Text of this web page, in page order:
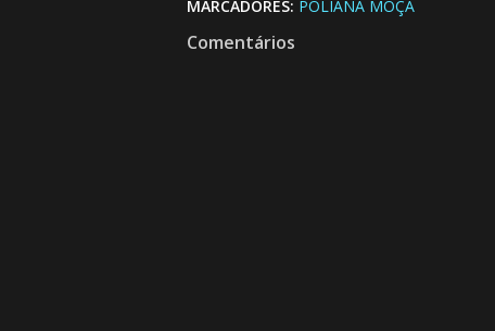
MARCADORES: POLIANA MOÇA
Comentários